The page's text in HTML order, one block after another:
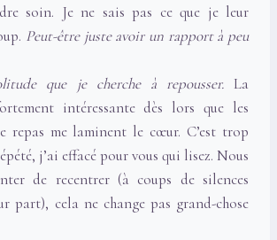
soin. Je ne sais pas ce que je leur
Peut-être juste avoir un rapport à peu
que je cherche à repousser.La
intéressante dès lors que les
repas me laminent le cœur. C’est trop
j’ai effacé pour vous qui lisez. Nous
de recentrer (à coups de silences
part), cela ne change pas grand-chose